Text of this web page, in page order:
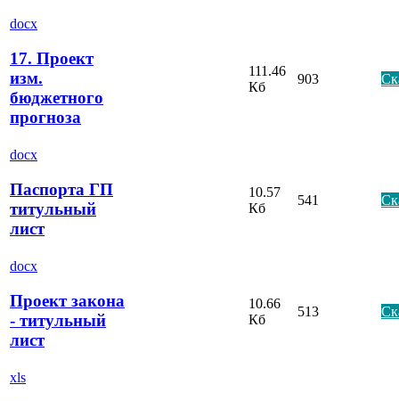
docx
17. Проект
изм.
бюджетного
прогноза
111.46
Кб
903
docx
Паспорта ГП
титульный
лист
10.57
Кб
541
docx
Проект закона
- титульный
лист
10.66
Кб
513
xls